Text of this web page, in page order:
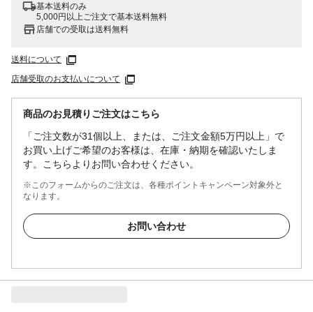
基本送料のみ
5,000円以上ご注文で基本送料無料
店舗での受取は送料無料
送料について
店舗受取のお支払いについて
商品のお見積りご注文はこちら
「ご注文数が31個以上、または、ご注文金額5万円以上」で
お買い上げご希望のお客様は、在庫・納期を確認いたしま
す。こちらよりお問い合わせください。
※このフォームからのご注文は、各種ポイントキャンペーン対象外と
なります。
お問い合わせ